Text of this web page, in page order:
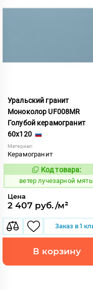
Уральский гранит
Моноколор UF008MR
Голубой керамогранит
60x120
Материал:
Керамогранит
120306
Код товара:
ветер лучезарной мяты
Цена
2 407 руб./м²
Заказ в 1
В корзину